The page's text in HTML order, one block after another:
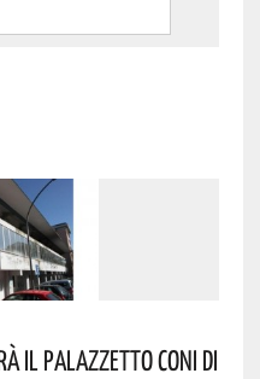
IL PALAZZETTO CONI DI